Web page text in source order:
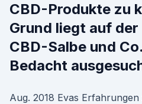
CBD-Produkte zu
Grund liegt auf
CBD-Salbe und
Bedacht
Aug. 2018 Evas